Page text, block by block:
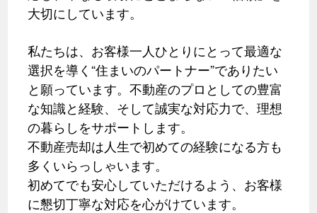
大切にしています。
私たちは、お客様一人ひとりにとって最適な
選択を導く“住まいのパートナー”でありたい
と願っています。不動産のプロとしての豊富
な知識と経験、そして誠実な対応力で、理想
の暮らしをサポートします。
不動産売却は人生で初めての経験になる方も
多くいらっしゃいます。
初めてでも安心していただけるよう、お客様
に懇切丁寧な対応を心がけています。